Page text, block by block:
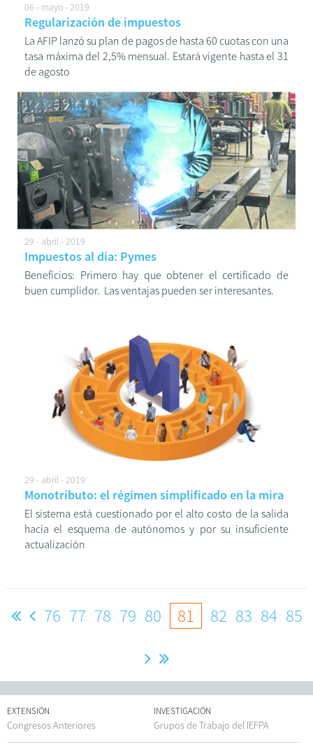
06 - mayo - 2019
Regularización de impuestos
La AFIP lanzó su plan de pagos de hasta 60 cuotas con una
tasa máxima del 2,5% mensual. Estará vigente hasta el 31
de agosto
29 - abril - 2019
Impuestos al día: Pymes
Beneficios: Primero hay que obtener el certificado de
buen cumplidor. Las ventajas pueden ser interesantes.
29 - abril - 2019
Monotributo: el régimen simplificado en la mira
El sistema está cuestionado por el alto costo de la salida
hacia el esquema de autónomos y por su insuficiente
actualización
76 77 78 79 80 81 82 83 84 85
EXTENSIÓN
Congresos Anteriores
INVESTIGACIÓN
Grupos de Trabajo del IEFPA